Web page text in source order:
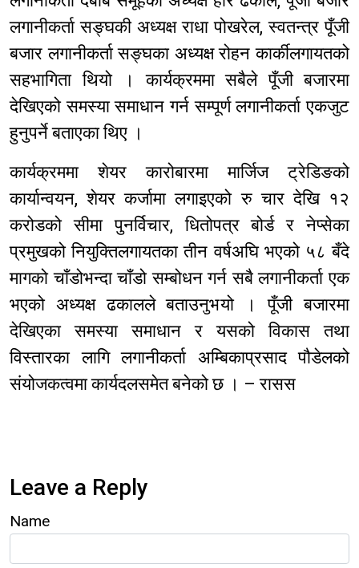
लगानीकर्ता सङ्घकी अध्यक्ष राधा पोखरेल, स्वतन्त्र पूँजी
बजार लगानीकर्ता सङ्घका अध्यक्ष रोहन कार्कीलगायतको
सहभागिता थियो । कार्यक्रममा सबैले पूँजी बजारमा
देखिएको समस्या समाधान गर्न सम्पूर्ण लगानीकर्ता एकजुट
हुनुपर्ने बताएका थिए ।
कार्यक्रममा शेयर कारोबारमा मार्जिज ट्रेडिङको
कार्यान्वयन, शेयर कर्जामा लगाइएको रु चार देखि १२
करोडको सीमा पुनर्विचार, धितोपत्र बोर्ड र नेप्सेका
प्रमुखको नियुक्तिलगायतका तीन वर्षअघि भएको ५८ बँदे
मागको चाँडोभन्दा चाँडो सम्बोधन गर्न सबै लगानीकर्ता एक
भएको अध्यक्ष ढकालले बताउनुभयो । पूँजी बजारमा
देखिएका समस्या समाधान र यसको विकास तथा
विस्तारका लागि लगानीकर्ता अम्बिकाप्रसाद पौडेलको
संयोजकत्वमा कार्यदलसमेत बनेको छ । – रासस
Leave a Reply
Name